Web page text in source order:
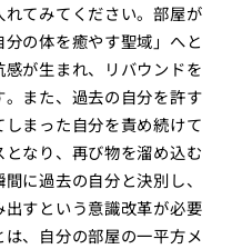
てみてください。部屋が
の体を癒やす聖域」へと
が生まれ、リバウンドを
また、過去の自分を許す
まった自分を責め続けて
なり、再び物を溜め込む
に過去の自分と決別し、
すという意識改革が必要
、自分の部屋の一平方メ